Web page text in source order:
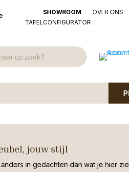
SHOWROOM OVER ONS
TAFELCONFIGURATOR
jouw stijl
in gedachten dan wat je hier